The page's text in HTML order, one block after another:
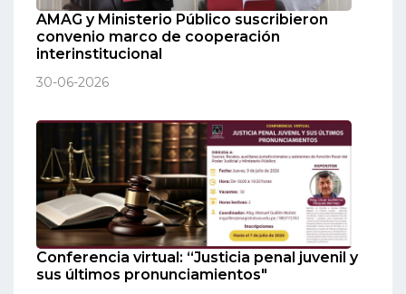
AMAG y Ministerio Público suscribieron
convenio marco de cooperación
interinstitucional
30-06-2026
Conferencia virtual: “Justicia penal juvenil y
sus últimos pronunciamientos"